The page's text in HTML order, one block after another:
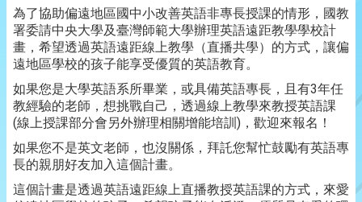
為了協助偏遠地區國中小改善英語非專長授課的情形，國教
署委請中央大學及臺灣師範大學辦理英語遠距教學學校計
畫，希望透過英語遠距線上教學（直播共學）的方式，讓偏
遠地區學校的孩子能享受優質的英語教育。
如果您是大學英語系所畢業，或具備英語專長，且有3年任
教經驗的老師，想挑戰自己，透過線上教學來教授英語課
(線上授課部分會另外辦理相關增能培訓)，歡迎來報名！
如果您不是英文老師，也沒關係，拜託您幫忙鼓勵有英語專
長的親朋好友加入這個計畫。
這個計畫是透過英語遠距線上直播教授英語課的方式，來愛